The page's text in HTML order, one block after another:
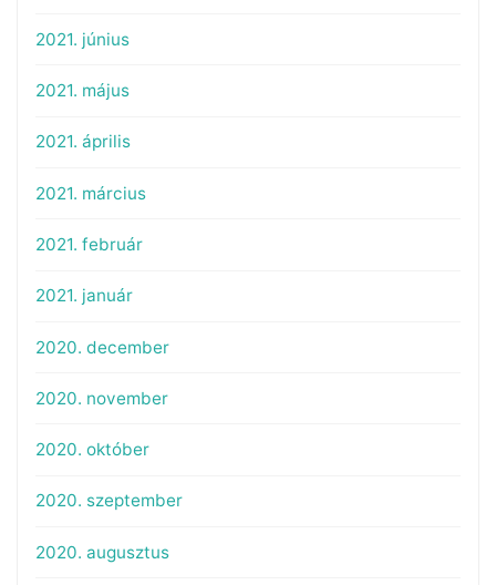
2021. június
2021. május
2021. április
2021. március
2021. február
2021. január
2020. december
2020. november
2020. október
2020. szeptember
2020. augusztus